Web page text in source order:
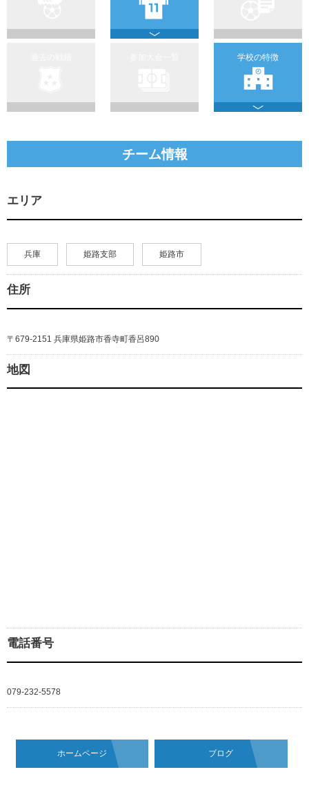
学校の特徴
チーム情報
エリア
兵庫 姫路支部 姫路市
住所
〒679-2151 兵庫県姫路市香寺町香呂890
地図
電話番号
079-232-5578
ホームページ ブログ